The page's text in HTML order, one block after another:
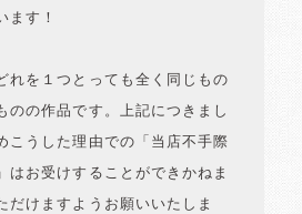
ます！
れを１つとっても全く同じもの
のの作品です。上記につきまし
こうした理由での「当店不手際
はお受けすることができかねま
だけますようお願いいたしま